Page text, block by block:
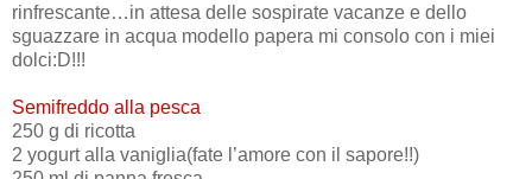
rinfrescante…in attesa delle sospirate vacanze e dello
sguazzare in acqua modello papera mi consolo con i miei
dolci:D!!!
Semifreddo alla pesca
250 g di ricotta
2 yogurt alla vaniglia(fate l’amore con il sapore!!)